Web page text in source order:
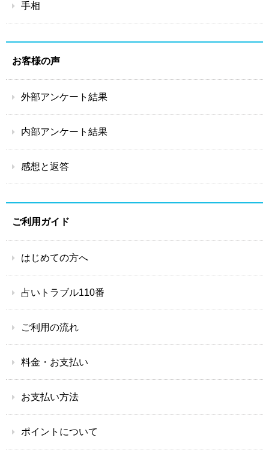
手相
お客様の声
外部アンケート結果
内部アンケート結果
感想と返答
ご利用ガイド
はじめての方へ
占いトラブル110番
ご利用の流れ
料金・お支払い
お支払い方法
ポイントについて